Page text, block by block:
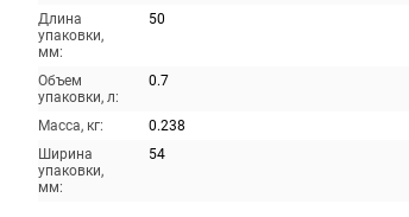
Длина
упаковки,
мм:
50
Объем
упаковки, л:
0.7
Масса, кг:
0.238
Ширина
упаковки,
мм:
54